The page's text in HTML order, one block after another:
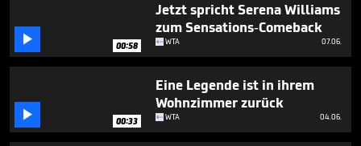
 00:58
Jetzt spricht Serena Williams
zum Sensations-Comeback
WTA 07.06.
 00:33
Eine Legende ist in ihrem
Wohnzimmer zurück
WTA 04.06.